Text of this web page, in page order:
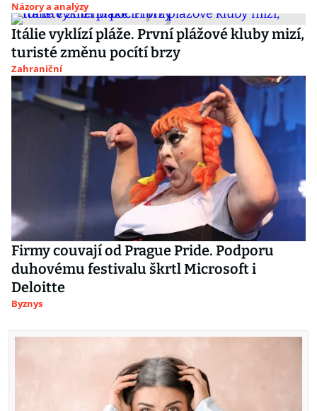
Názory a analýzy
Itálie vyklízí pláže. První plážové kluby mizí,
turisté změnu pocítí brzy
Zahraniční
Firmy couvají od Prague Pride. Podporu
duhovému festivalu škrtl Microsoft i
Deloitte
Byznys